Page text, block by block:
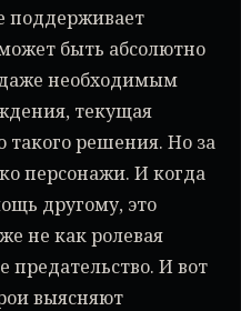
поддерживает
быть абсолютно
необходимым
текущая
такого решения. Но за
персонажи. И когда
другому, это
не как ролевая
предательство. И вот
выясняют